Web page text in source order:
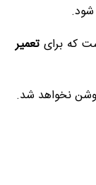
که برای تعمیر
نخواهد شد.